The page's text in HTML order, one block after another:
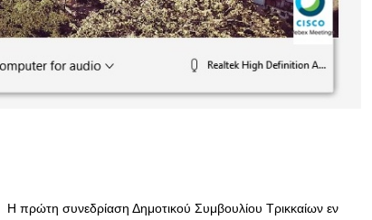
Η πρώτη συνεδρίαση Δημοτικού Συμβουλίου Τρικκαίων εν